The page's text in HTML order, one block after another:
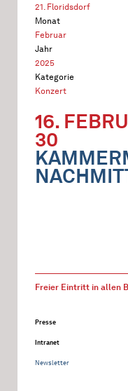
21. Floridsdorf
Monat
Februar
Jahr
2025
Kategorie
Konzert
16.
30
Freier Eintritt in allen
Presse
Intranet
Newsletter